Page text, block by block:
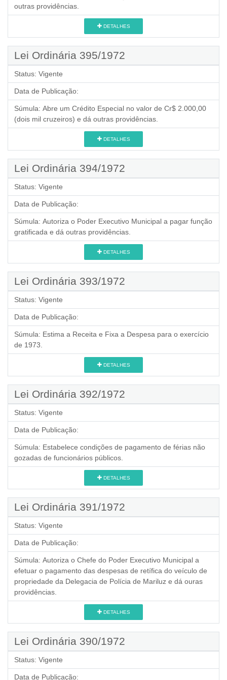
outras providências.
DETALHES
Lei Ordinária 395/1972
Status: Vigente
Data de Publicação:
Súmula: Abre um Crédito Especial no valor de Cr$ 2.000,00
(dois mil cruzeiros) e dá outras providências.
DETALHES
Lei Ordinária 394/1972
Status: Vigente
Data de Publicação:
Súmula: Autoriza o Poder Executivo Municipal a pagar função
gratificada e dá outras providências.
DETALHES
Lei Ordinária 393/1972
Status: Vigente
Data de Publicação:
Súmula: Estima a Receita e Fixa a Despesa para o exercício
de 1973.
DETALHES
Lei Ordinária 392/1972
Status: Vigente
Data de Publicação:
Súmula: Estabelece condições de pagamento de férias não
gozadas de funcionários públicos.
DETALHES
Lei Ordinária 391/1972
Status: Vigente
Data de Publicação:
Súmula: Autoriza o Chefe do Poder Executivo Municipal a
efetuar o pagamento das despesas de retífica do veículo de
propriedade da Delegacia de Polícia de Mariluz e dá ouras
providências.
DETALHES
Lei Ordinária 390/1972
Status: Vigente
Data de Publicação: